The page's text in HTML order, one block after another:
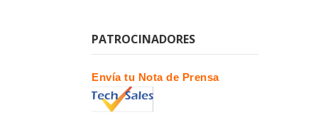
PATROCINADORES
Envía tu Nota de Prensa